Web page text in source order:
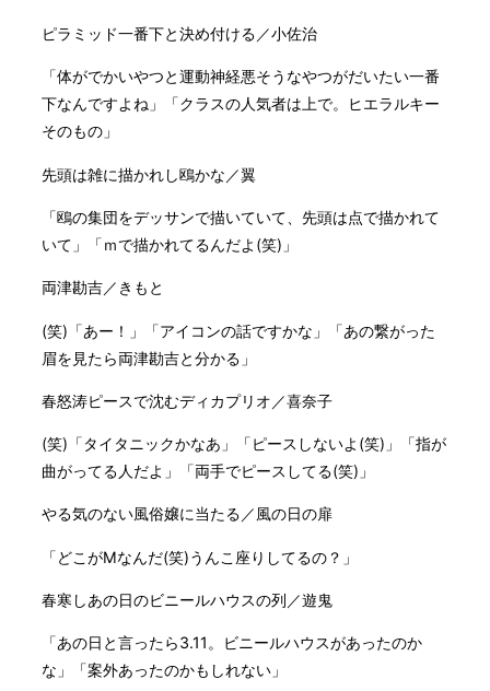
ピラミッド一番下と決め付ける／小佐治
「体がでかいやつと運動神経悪そうなやつがだいたい一番
下なんですよね」「クラスの人気者は上で。ヒエラルキー
そのもの」
先頭は雑に描かれし鴎かな／翼
「鴎の集団をデッサンで描いていて、先頭は点で描かれて
いて」「ｍで描かれてるんだよ(笑)」
両津勘吉／きもと
(笑)「あー！」「アイコンの話ですかな」「あの繋がった
眉を見たら両津勘吉と分かる」
春怒涛ピースで沈むディカプリオ／喜奈子
(笑)「タイタニックかなあ」「ピースしないよ(笑)」「指が
曲がってる人だよ」「両手でピースしてる(笑)」
やる気のない風俗嬢に当たる／風の日の扉
「どこがMなんだ(笑)うんこ座りしてるの？」
春寒しあの日のビニールハウスの列／遊鬼
「あの日と言ったら3.11。ビニールハウスがあったのか
な」「案外あったのかもしれない」